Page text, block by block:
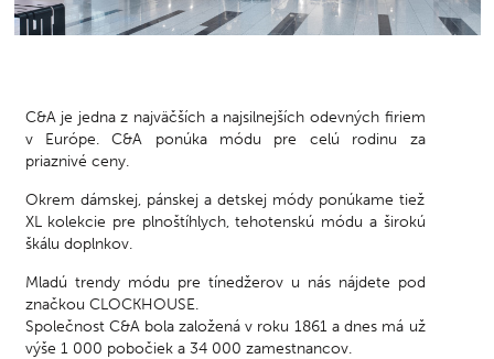
C&A je jedna z najväčších a najsilnejších odevných firiem
v Európe. C&A ponúka módu pre celú rodinu za
priaznivé ceny.
Okrem dámskej, pánskej a detskej módy ponúkame tiež
XL kolekcie pre plnoštíhlych, tehotenskú módu a širokú
škálu doplnkov.
Mladú trendy módu pre tínedžerov u nás nájdete pod
značkou CLOCKHOUSE.
Společnost C&A bola založená v roku 1861 a dnes má už
výše 1 000 pobočiek a 34 000 zamestnancov.